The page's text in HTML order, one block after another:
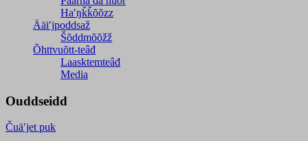
Haʹŋǩǩõõzz
Ääiʹjpoddsaž
Šõddmõõžž
Õhttvuõtt-teâđ
Laasktemteâđ
Media
Ouddseidd
Čuäʹjet puk